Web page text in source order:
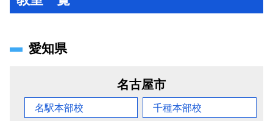
愛知県
名古屋市
名駅本部校
千種本部校